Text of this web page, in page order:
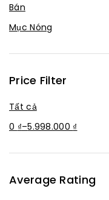
Bán
Mục Nóng
Price Filter
Tất cả
0 ₫–5.998.000 ₫
Average Rating